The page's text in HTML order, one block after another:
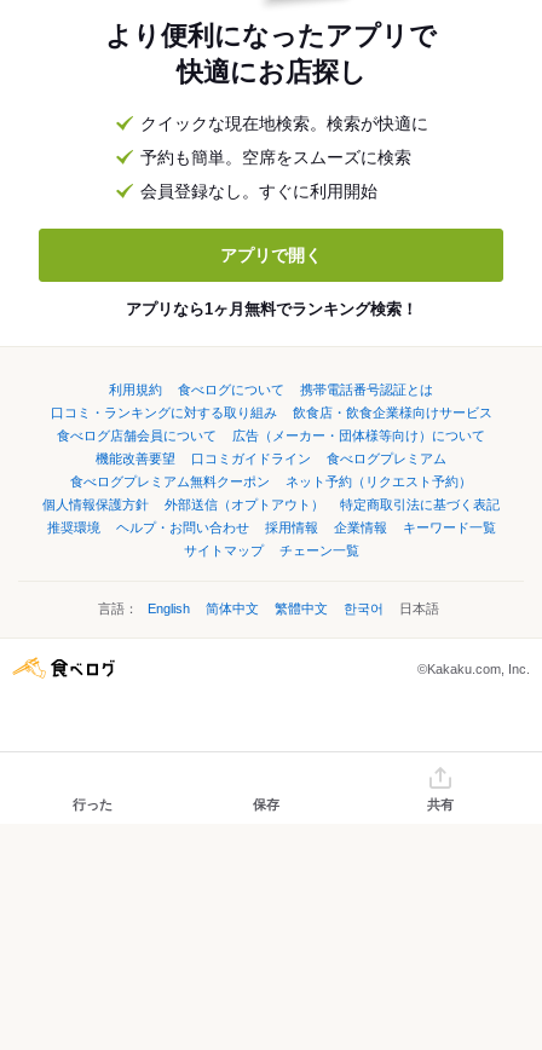
より便利になったアプリで
快適にお店探し
クイックな現在地検索。検索が快適に
予約も簡単。空席をスムーズに検索
会員登録なし。すぐに利用開始
アプリで開く
アプリなら1ヶ月無料でランキング検索！
利用規約 食べログについて
携帯電話番号認証とは
口コミ・ランキングに対する取り組み
飲食店・飲食企業様向けサービス
食べログ店舗会員について
広告（メーカー・団体様等向け）について
機能改善要望
口コミガイドライン
食べログプレミアム
食べログプレミアム無料クーポン
ネット予約（リクエスト予約）
個人情報保護方針
外部送信（オプトアウト）
特定商取引法に基づく表記
推奨環境
ヘルプ・お問い合わせ 採用情報 企業情報
キーワード一覧
サイトマップ
チェーン一覧
言語： English 简体中文 繁體中文 한국어 日本語
©Kakaku.com, Inc.
行った 保存 共有